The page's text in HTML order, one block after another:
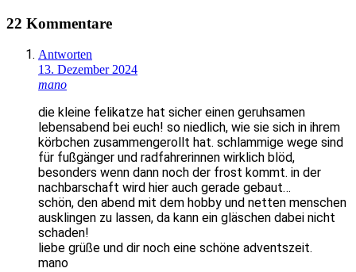
22 Kommentare
Antworten
13. Dezember 2024
mano
die kleine felikatze hat sicher einen geruhsamen
lebensabend bei euch! so niedlich, wie sie sich in ihrem
körbchen zusammengerollt hat. schlammige wege sind
für fußgänger und radfahrerinnen wirklich blöd,
besonders wenn dann noch der frost kommt. in der
nachbarschaft wird hier auch gerade gebaut…
schön, den abend mit dem hobby und netten menschen
ausklingen zu lassen, da kann ein gläschen dabei nicht
schaden!
liebe grüße und dir noch eine schöne adventszeit.
mano